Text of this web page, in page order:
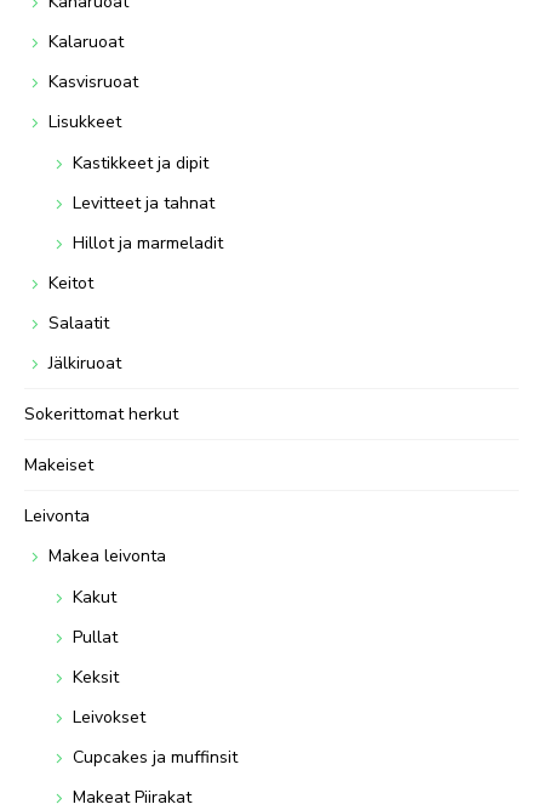
Kalaruoat
Kasvisruoat
Lisukkeet
Kastikkeet ja dipit
Levitteet ja tahnat
Hillot ja marmeladit
Keitot
Salaatit
Jälkiruoat
Sokerittomat herkut
Makeiset
Leivonta
Makea leivonta
Kakut
Pullat
Keksit
Leivokset
Cupcakes ja muffinsit
Makeat Piirakat